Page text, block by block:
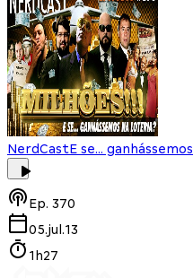
NerdCastE se...
Ep. 370
05.jul.13
1h27